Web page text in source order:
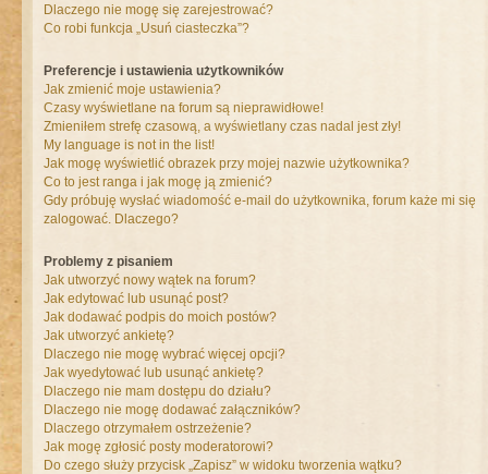
Dlaczego nie mogę się zarejestrować?
Co robi funkcja „Usuń ciasteczka”?
Preferencje i ustawienia użytkowników
Jak zmienić moje ustawienia?
Czasy wyświetlane na forum są nieprawidłowe!
Zmieniłem strefę czasową, a wyświetlany czas nadal jest zły!
My language is not in the list!
Jak mogę wyświetlić obrazek przy mojej nazwie użytkownika?
Co to jest ranga i jak mogę ją zmienić?
Gdy próbuję wysłać wiadomość e-mail do użytkownika, forum każe mi się
zalogować. Dlaczego?
Problemy z pisaniem
Jak utworzyć nowy wątek na forum?
Jak edytować lub usunąć post?
Jak dodawać podpis do moich postów?
Jak utworzyć ankietę?
Dlaczego nie mogę wybrać więcej opcji?
Jak wyedytować lub usunąć ankietę?
Dlaczego nie mam dostępu do działu?
Dlaczego nie mogę dodawać załączników?
Dlaczego otrzymałem ostrzeżenie?
Jak mogę zgłosić posty moderatorowi?
Do czego służy przycisk „Zapisz” w widoku tworzenia wątku?